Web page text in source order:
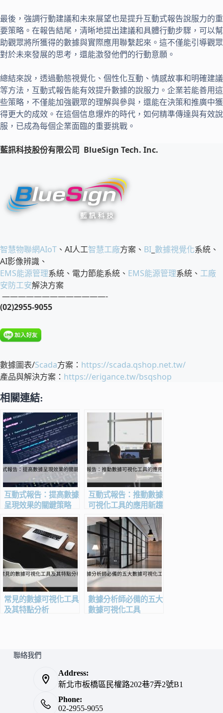
最後，強調行動建議和未來展望也是提升互動式報告說服力的重
要策略。在報告結尾，清晰地提出建議和具體行動步驟，可以幫
助觀眾將所獲得的數據與實際應用聯繫起來。這不僅能引導觀眾
對於未來發展的思考，還能激發他們的行動意願。
總結來說，透過動態視覺化、個性化互動、情感故事和明確建議
等方法，互動式報告能有效提升數據的說服力。企業若能善用這
些策略，不僅能加強觀眾的理解與參與，還能在決策和推廣中獲
得更大的成效。在這個信息爆炸的時代，如何精準傳達與有效說
服，已成為每個企業面臨的重要挑戰。
藍訊科技股份有限公司 BlueSign Tech. Inc.
智慧物聯網AIoT 、AI人工智慧工廠方案、 BI 數據視覺化系統、
AI影像辨識、
EMS能源管理系統、電力節能系統、 EMS能源管理系統、 工廠
安防工安解決方案
—————————————-
(02)2955-9055
數據圖表/Scada方案： https://scada.qshop.net.tw/
產品與解決方案： https://erigance.tw/bsqshop
相關連結:
互動式報告：提高數據
呈現效果的關鍵策略
互動式報告：推動數據
可視化工具的應用新趨
勢
常見的數據可視化工具
及其特點分析
數據分析師必備的五大
數據可視化工具
聯絡我們
Address:
新北市板橋區民權路202巷7弄2號B1
Phone:
02-2955-9055